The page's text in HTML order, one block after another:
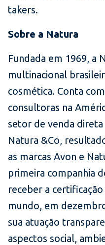
takers.
Sobre a Natura
Fundada em 1969, a
multinacional
cosmética. Conta
consultoras na
setor de venda
Natura &Co,
as marcas Avon e
primeira companhia
receber a
mundo, em
sua atuação
aspectos social,